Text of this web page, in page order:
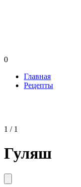
0
Главная
Рецепты
1 / 1
Гуляш